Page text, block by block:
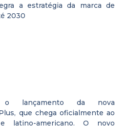
a estratégia da marca de
2030
lançamento da nova
que chega oficialmente ao
latino-americano. O novo